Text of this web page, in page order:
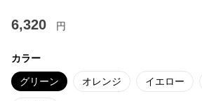
6,320 円
カラー
グリーン オレンジ イエロー